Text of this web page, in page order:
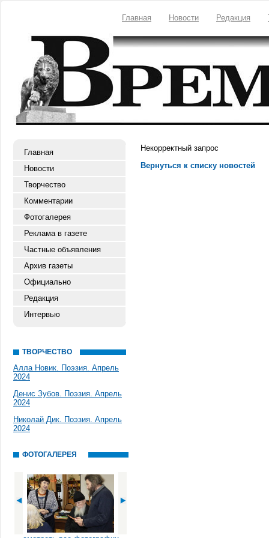
Главная Новости Редакция
Главная
Новости
Творчество
Комментарии
Фотогалерея
Реклама в газете
Частные объявления
Архив газеты
Официально
Редакция
Интервью
ТВОРЧЕСТВО
Алла Новик. Поэзия. Апрель
2024
Денис Зубов. Поэзия. Апрель
2024
Николай Дик. Поэзия. Апрель
2024
ФОТОГАЛЕРЕЯ
Некорректный запрос
Вернуться к списку новостей